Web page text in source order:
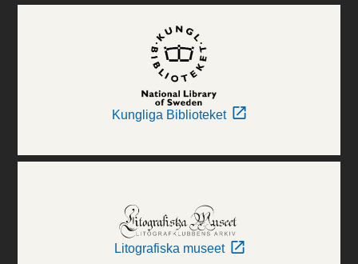
Kungliga Biblioteket
Litografiska museet